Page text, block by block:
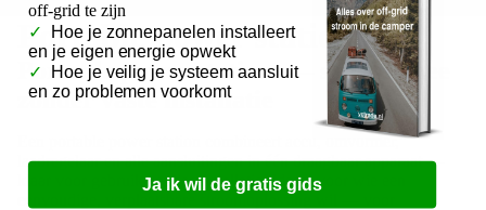
Portable power stations
Portable power stations — stroom mee
zonder vaste installatie
Een portable power station combineert accu, omvormer,
laadregelaar en alle aansluitingen in één draagbaar apparaat —
klaar voor gebruik zonder installatie. Ideaal voor wie een
eenvoudige, verplaatsbare stroomoplossing wil — voor
off-grid te zijn
✓
Hoe je zonnepanelen installeert
en je eigen energie opwekt
✓
Hoe je veilig je systeem aansluit
en zo problemen voorkomt
Ja ik wil de gratis gids